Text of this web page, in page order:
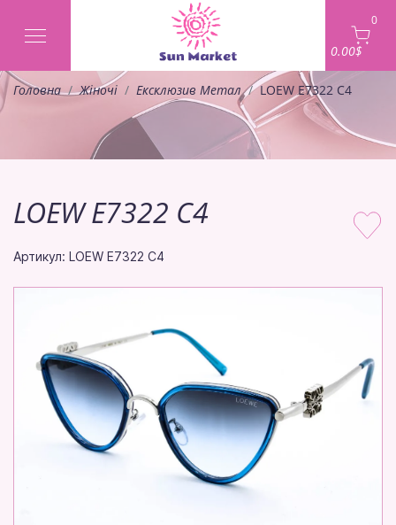
0
0.00$
Головна Жіночі Ексклюзив Метал LOEW E7322 C4
LOEW E7322 C4
Артикул: LOEW E7322 C4